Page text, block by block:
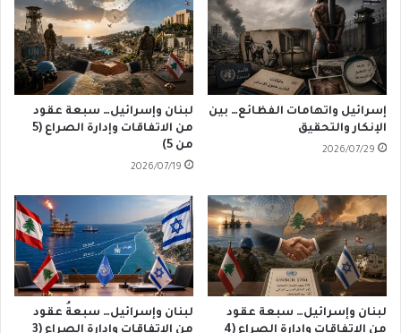
إسرائيل واتهامات الفظائع… بين
الإنكار والتحقيق
2026/07/29
لبنان وإسرائيل… سبعة عقود
من الاتفاقات وإدارة الصراع (5
من 5)
2026/07/19
لبنان وإسرائيل… سبعة عقود
من الاتفاقات وإدارة الصراع (4
لبنان وإسرائيل… سبعةُ عقود
من الاتفاقات وإدارة الصراع (3